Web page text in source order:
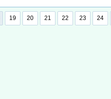
19 20 21 22 23 24